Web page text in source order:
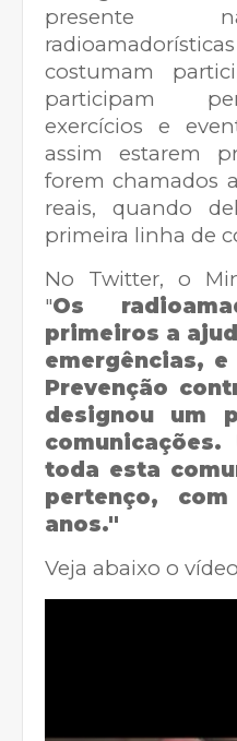
presente
costumam
participam
exercícios e
assim estarem
forem chamados
reais, quando
primeira linha de
No Twitter, o
"Os
primeiros a
emergências,
Prevenção
designou um
toda esta
pertenço,
anos."
Veja abaixo o